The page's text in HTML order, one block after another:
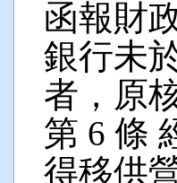
函報財
銀行未
者，原
第 6 條
得移供